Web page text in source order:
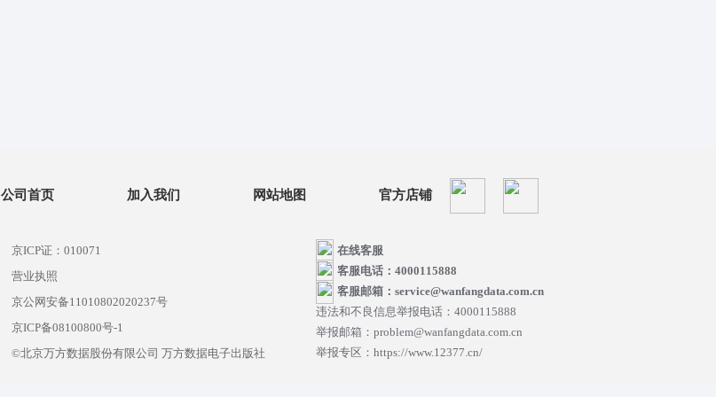
公司首页 加入我们 网站地图 官方店铺
京ICP证：010071
营业执照
京公网安备11010802020237号
京ICP备08100800号-1
©北京万方数据股份有限公司 万方数据电子出版社
在线客服
客服电话：4000115888
客服邮箱：service@wanfangdata.com.cn
违法和不良信息举报电话：4000115888
举报邮箱：problem@wanfangdata.com.cn
举报专区：https://www.12377.cn/